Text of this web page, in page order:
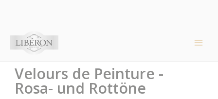
Velours de Peinture -
Rosa- und Rottöne